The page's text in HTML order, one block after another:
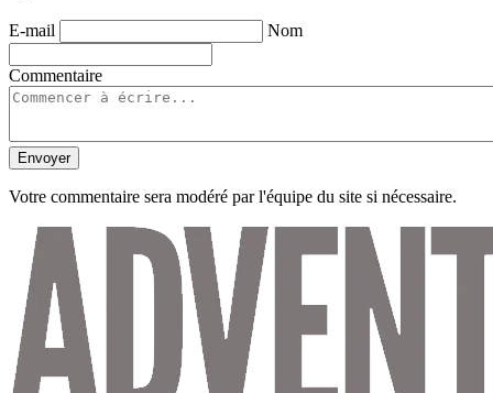
E-mail Nom
Commentaire
Envoyer
Votre commentaire sera modéré par l'équipe du site si nécessaire.